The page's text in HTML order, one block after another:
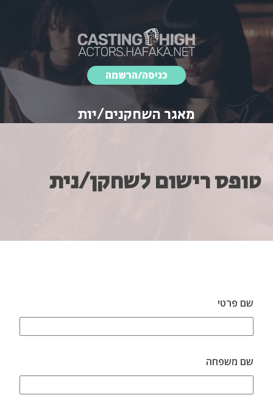
כניסה/הרשמה
מאגר השחקנים/יות
טופס רישום לשחקן/נית
שם פרטי
שם משפחה